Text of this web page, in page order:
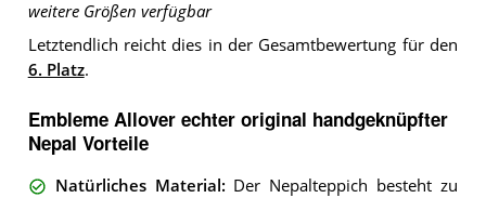
weitere Größen verfügbar
Letztendlich reicht dies in der Gesamtbewertung für den
6. Platz.
Embleme Allover echter original handgeknüpfter
Nepal Vorteile
Natürliches Material : Der Nepalteppich besteht zu